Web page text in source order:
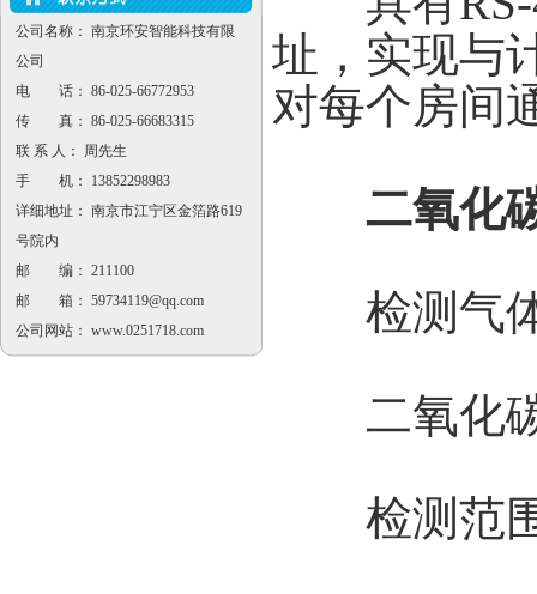
公司名称： 南京环安智能科技有限
公司
电 话： 86-025-66772953
传 真： 86-025-66683315
联 系 人： 周先生
手 机： 13852298983
详细地址： 南京市江宁区金箔路619
号院内
邮 编： 211100
邮 箱： 59734119@qq.com
公司网站： www.0251718.com
址，实现与
对每个房间
二氧化
检测气
二氧化碳
检测范